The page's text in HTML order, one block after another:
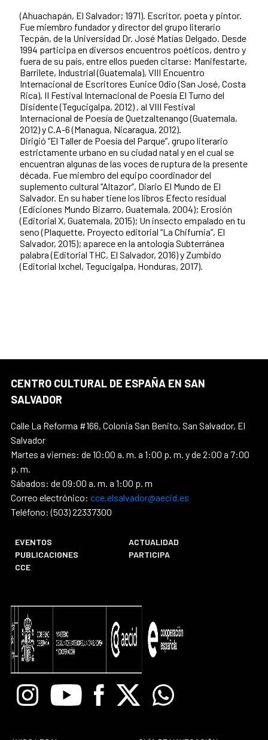
(Ahuachapán, El Salvador; 1971). Escritor, poeta y pintor.
Fue miembro fundador y director del grupo literario
Tecpán, de la Universidad Dr. José Matías Delgado. Desde
1994 participa en diversos encuentros poéticos, dentro y
fuera de su país, entre ellos pueden citarse: Manifestarte,
Barrilete, Industrial (Guatemala), VIII Encuentro
Internacional de Escritores Eunice Odio (San José, Costa
Rica), II Festival Internacional de Poesía El Turno del
Disidente (Tegucigalpa, 2012) , al VIII Festival
Internacional de Poesía de Quetzaltenango (Guatemala,
2012) y C.A-6 (Managua, Nicaragua, 2012).
Dirigió “El Taller de Poesía del Parque”, grupo literario
estrictamente urbano en su ciudad natal y en el cual se
encuentran algunas de las voces de ruptura de la presente
década. Fue miembro del equipo coordinador del
suplemento cultural “Altazor”, Diario El Mundo de El
Salvador. En su haber tiene los libros Efecto residual
(Ediciones Mundo Bizarro, Guatemala, 2004); Erosión
(Editorial X, Guatemala, 2015); Un insecto empalado en tu
seno (Plaquette, Proyecto editorial “La Chifurnia”, El
Salvador, 2015); aparece en la antología Subterránea
palabra (Editorial THC, El Salvador, 2016) y Zumbido
(Editorial Ixchel, Tegucigalpa, Honduras, 2017).
CENTRO CULTURAL DE ESPAÑA EN SAN
SALVADOR
Calle La Reforma #166, Colonia San Benito, San Salvador, El
Salvador
Martes a viernes: de 10:00 a. m. a 1:00 p. m. y de 2:00 a 7:00
p. m.
Sábados: de 09:00 a. m. a 1:00 p. m
Correo electrónico: cce.elsalvador@aecid.es
Teléfono: (503) 22337300
EVENTOS
ACTUALIDAD
PUBLICACIONES
PARTICIPA
CCE
InstagramYoutube Facebook
X Whatsapp